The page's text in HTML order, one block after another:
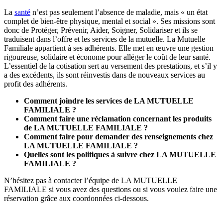
La santé n’est pas seulement l’absence de maladie, mais « un état
complet de bien-être physique, mental et social ». Ses missions sont
donc de Protéger, Prévenir, Aider, Soigner, Solidariser et ils se
traduisent dans l’offre et les services de la mutuelle. La Mutuelle
Familiale appartient à ses adhérents. Elle met en œuvre une gestion
rigoureuse, solidaire et économe pour alléger le coût de leur santé.
L’essentiel de la cotisation sert au versement des prestations, et s’il y
a des excédents, ils sont réinvestis dans de nouveaux services au
profit des adhérents.
Comment joindre les services de LA MUTUELLE
FAMILIALE ?
Comment faire une réclamation concernant les produits
de LA MUTUELLE FAMILIALE ?
Comment faire pour demander des renseignements chez
LA MUTUELLE FAMILIALE ?
Quelles sont les politiques à suivre chez LA MUTUELLE
FAMILIALE ?
N’hésitez pas à contacter l’équipe de LA MUTUELLE
FAMILIALE si vous avez des questions ou si vous voulez faire une
réservation grâce aux coordonnées ci-dessous.